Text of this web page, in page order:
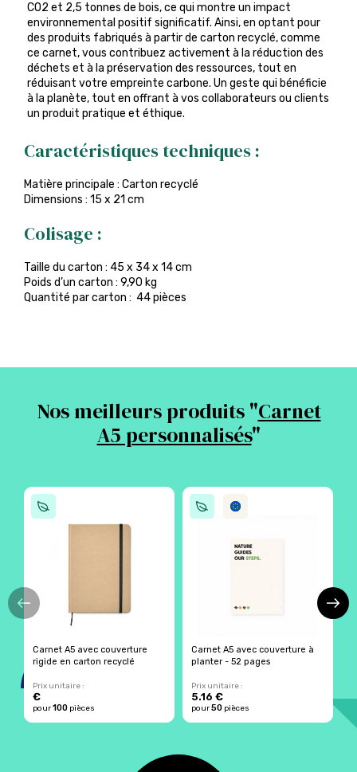
CO2 et 2,5 tonnes de bois, ce qui montre un impact
environnemental positif significatif. Ainsi, en optant pour
des produits fabriqués à partir de carton recyclé, comme
ce carnet, vous contribuez activement à la réduction des
déchets et à la préservation des ressources, tout en
réduisant votre empreinte carbone. Un geste qui bénéficie
à la planète, tout en offrant à vos collaborateurs ou clients
un produit pratique et éthique.
Caractéristiques techniques :
Matière principale : Carton recyclé
Dimensions : 15 x 21 cm
Colisage :
Taille du carton : 45 x 34 x 14 cm
Poids d’un carton : 9,90 kg
Quantité par carton : 44 pièces
Nos meilleurs produits "Carnet
A5 personnalisés"
Carnet A5 avec couverture
rigide en carton recyclé
Prix unitaire :
€
pour100 pièces
Carnet A5 avec couverture à
planter - 52 pages
Prix unitaire :
5.16 €
pour50 pièces